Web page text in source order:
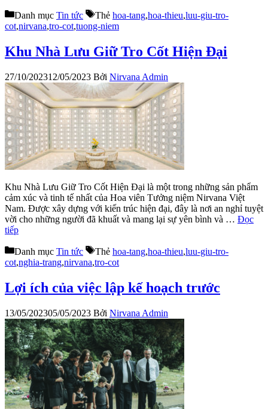
Danh mục Tin tức Thẻ hoa-tang,hoa-thieu,luu-giu-tro-
cot,nirvana,tro-cot,tuong-niem
Khu Nhà Lưu Giữ Tro Cốt Hiện Đại
27/10/202312/05/2023 Bởi Nirvana Admin
Khu Nhà Lưu Giữ Tro Cốt Hiện Đại là một trong những sản phẩm
cảm xúc và tinh tế nhất của Hoa viên Tưởng niệm Nirvana Việt
Nam. Được xây dựng với kiến trúc hiện đại, đây là nơi an nghỉ tuyệt
vời cho những người đã khuất và mang lại sự yên bình và … Đọc
tiếp
Danh mục Tin tức Thẻ hoa-tang,hoa-thieu,luu-giu-tro-
cot,nghia-trang,nirvana,tro-cot
Lợi ích của việc lập kế hoạch trước
13/05/202305/05/2023 Bởi Nirvana Admin